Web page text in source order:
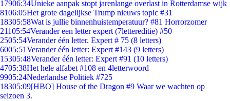
17906:34Unieke aanpak stopt jarenlange overlast in Rotterdamse wijk
8106:05Het grote dagelijkse Trump nieuws topic #31
18305:58Wat is jullie binnenhuistemperatuur? #81 Horrorzomer
21105:54Verander een letter expert (7lettereditie) #50
2505:54Verander één letter. Expert # 75 (8 letters)
6005:51Verander één letter: Expert #143 (9 letters)
15305:48Verander één letter: Expert #91 (10 letters)
4705:38Het hele alfabet #108 en 4letterwoord
9905:24Nederlandse Politiek #725
18305:09[HBO] House of the Dragon #9 Waar we wachten op
seizoen 3.